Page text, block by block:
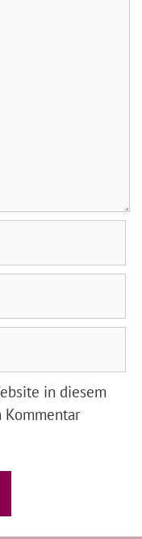
in diesem